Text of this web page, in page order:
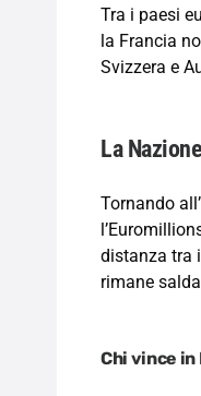
Tra i paesi
la Francia
Svizzera e
La
Tornando
distanza tra
rimane
Chi vince in